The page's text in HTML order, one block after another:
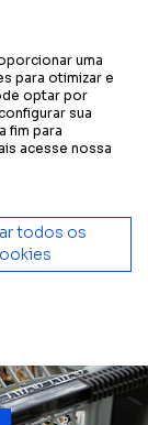
impulsiona consumo em maio
uma
para otimizar e
optar por
sua
fim para
acesse nossa
todos os